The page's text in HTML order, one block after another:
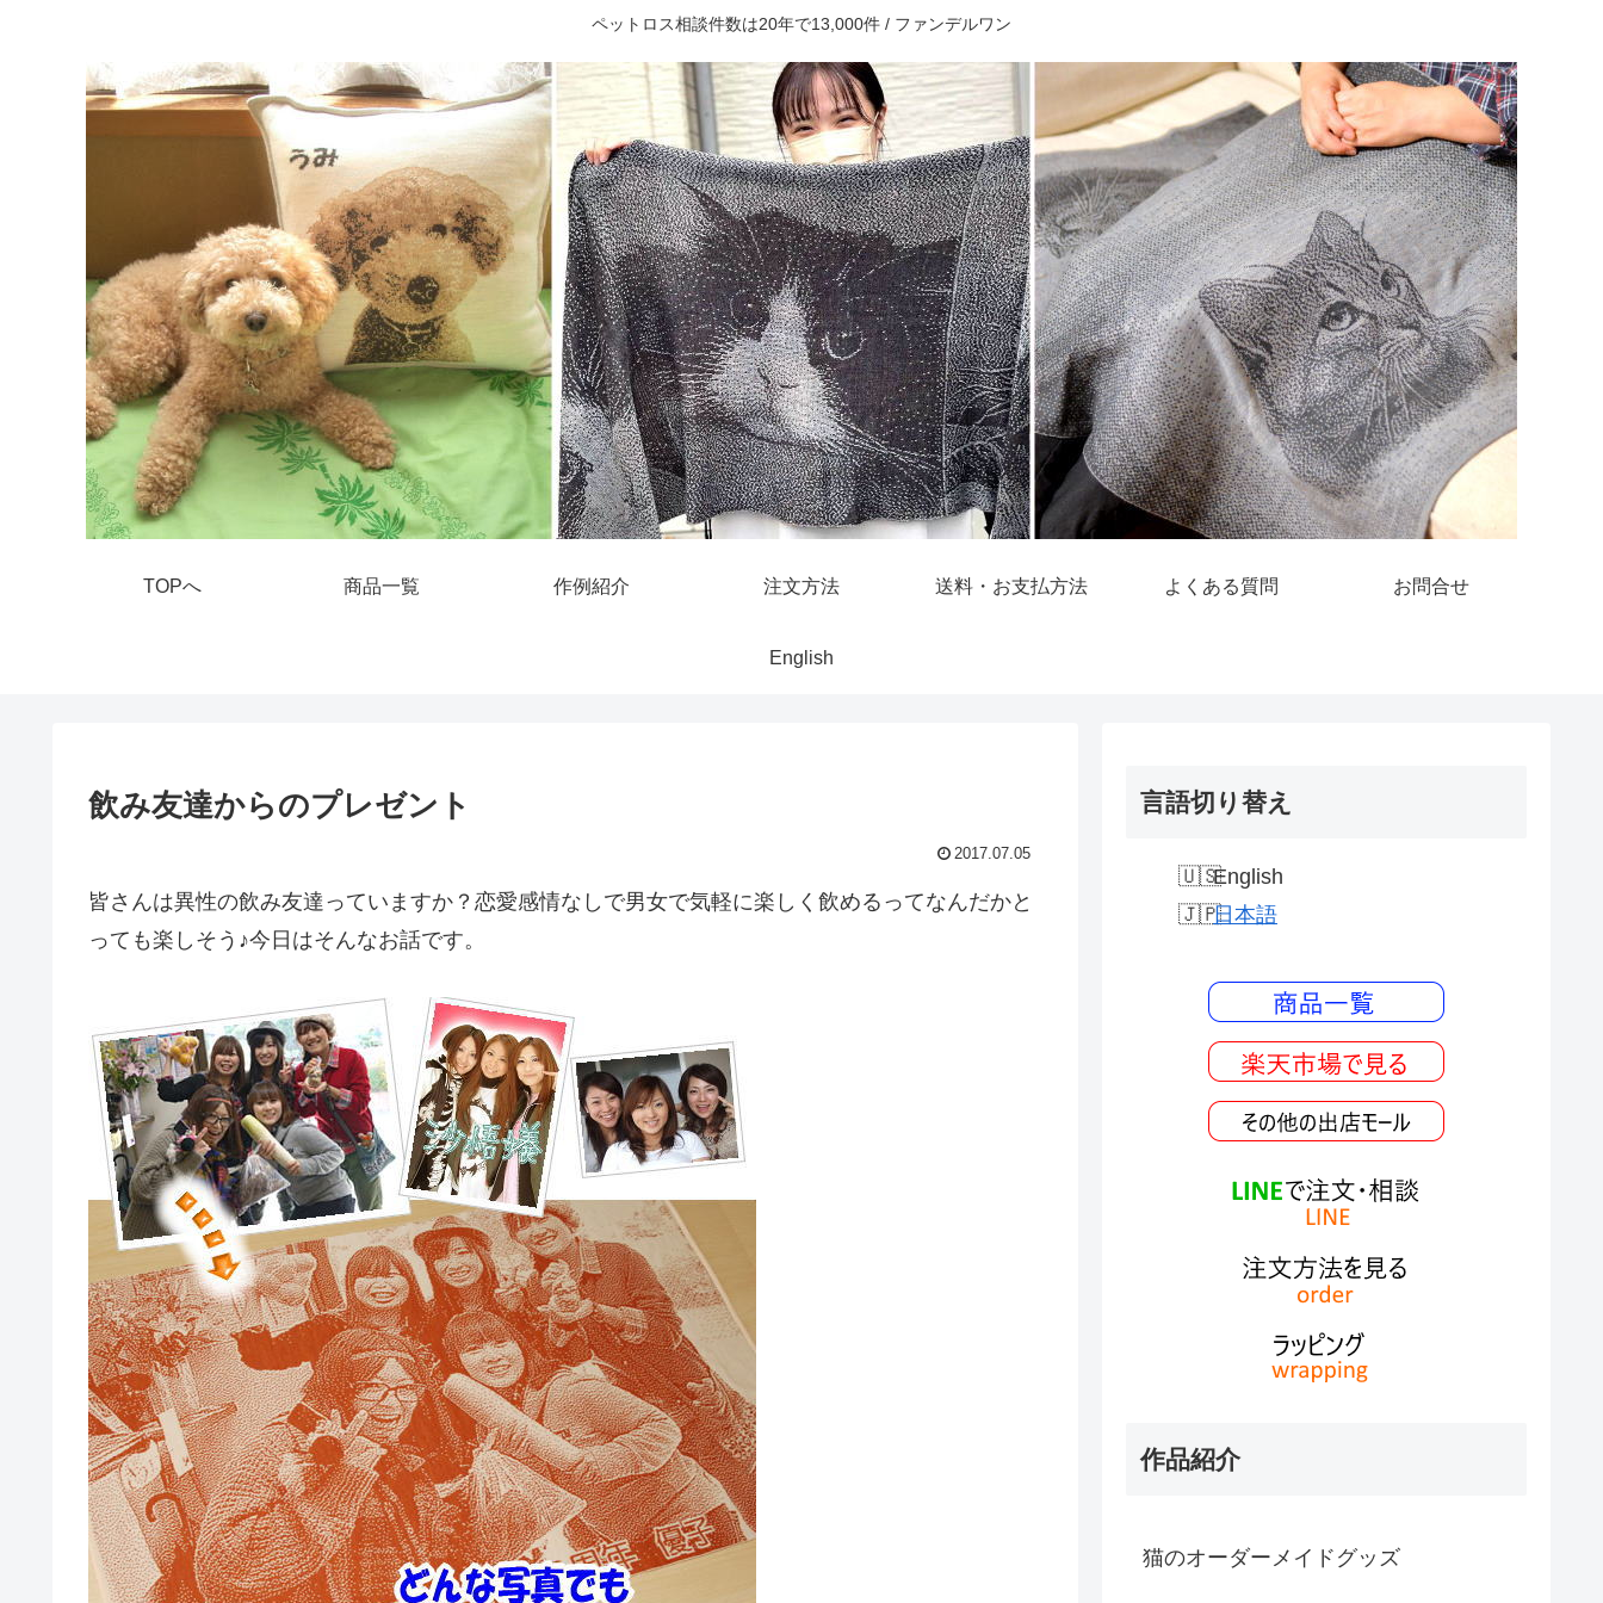
ペットロス相談件数は20年で13,000件 / ファンデルワン
TOPへ 商品一覧 作例紹介 注文方法 送料・お支払方法 よくある質問 お問合せ
English
飲み友達からのプレゼント
2017.07.05
皆さんは異性の飲み友達っていますか？恋愛感情なしで男女で気軽に楽しく飲めるってなんだかと
っても楽しそう♪今日はそんなお話です。
言語切り替え
English
日本語
作品紹介
猫のオーダーメイドグッズ